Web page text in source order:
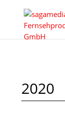
2020